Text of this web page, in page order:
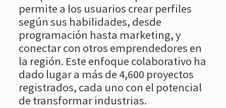
permite a los usuarios crear perfiles
según sus habilidades, desde
programación hasta marketing, y
conectar con otros emprendedores en
la región. Este enfoque colaborativo ha
dado lugar a más de 4,600 proyectos
registrados, cada uno con el potencial
de transformar industrias.